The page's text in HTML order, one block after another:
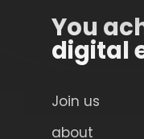
You
digital
Join us
about